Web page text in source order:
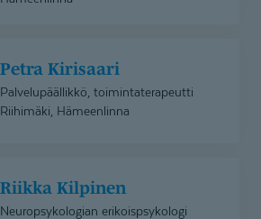
Petra Kirisaari
Palvelupäällikkö, toimintaterapeutti
Riihimäki, Hämeenlinna
Riikka Kilpinen
Neuropsykologian erikoispsykologi